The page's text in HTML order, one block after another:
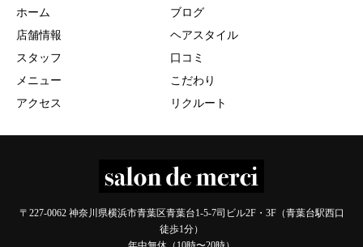
ホーム
店舗情報
スタッフ
メニュー
アクセス
ブログ
ヘアスタイル
口コミ
こだわり
リクルート
〒227-0062 神奈川県横浜市青葉区青葉台1-5-7司ビル2F・3F（青葉台駅西口
徒歩1分）